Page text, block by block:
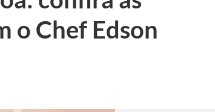
o Chef Edson